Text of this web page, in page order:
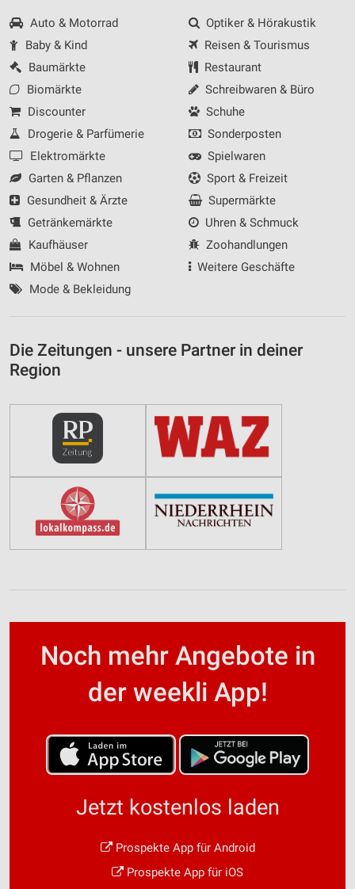
Auto & Motorrad
Baby & Kind
Baumärkte
Biomärkte
Discounter
Drogerie & Parfümerie
Elektromärkte
Garten & Pflanzen
Gesundheit & Ärzte
Getränkemärkte
Kaufhäuser
Möbel & Wohnen
Mode & Bekleidung
Optiker & Hörakustik
Reisen & Tourismus
Restaurant
Schreibwaren & Büro
Schuhe
Sonderposten
Spielwaren
Sport & Freizeit
Supermärkte
Uhren & Schmuck
Zoohandlungen
Weitere Geschäfte
Die Zeitungen - unsere Partner in deiner
Region
Noch mehr Angebote in
der weekli App!
Jetzt kostenlos laden
Prospekte App für Android
Prospekte App für iOS